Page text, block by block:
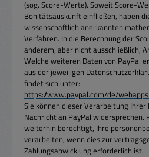
(sog. Score-Werte). Soweit Score-
Bonitätsauskunft einfließen, haben
wissenschaftlich anerkannten
Verfahren. In die Berechnung der
anderem, aber nicht ausschließlich,
Welche weiteren Daten von PayPal
aus der jeweiligen
findet sich unter:
https://www.paypal.com/de/
Sie können dieser Verarbeitung
Nachricht an PayPal widersprechen.
weiterhin berechtigt, Ihre
verarbeiten, wenn dies zur
Zahlungsabwicklung erforderlich ist.